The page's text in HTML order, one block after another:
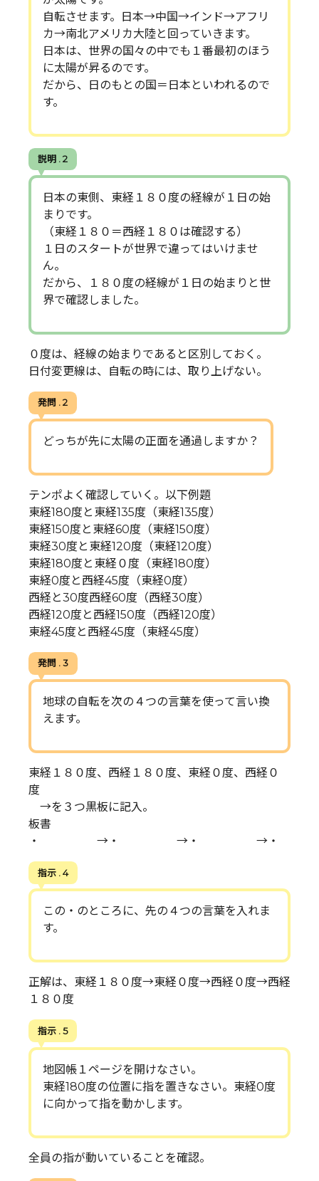
自転させます。日本→中国→インド→アフリ
カ→南北アメリカ大陸と回っていきます。
日本は、世界の国々の中でも１番最初のほう
に太陽が昇るのです。
だから、日のもとの国＝日本といわれるので
す。
説明 . 2
日本の東側、東経１８０度の経線が１日の始
まりです。
（東経１８０＝西経１８０は確認する）
１日のスタートが世界で違ってはいけませ
ん。
だから、１８０度の経線が１日の始まりと世
界で確認しました。
０度は、経線の始まりであると区別しておく。
日付変更線は、自転の時には、取り上げない。
発問 . 2
どっちが先に太陽の正面を通過しますか？
テンポよく確認していく。以下例題
東経180度と東経135度（東経135度）
東経150度と東経60度（東経150度）
東経30度と東経120度（東経120度）
東経180度と東経０度（東経180度）
東経0度と西経45度（東経0度）
西経と30度西経60度（西経30度）
西経120度と西経150度（西経120度）
東経45度と西経45度（東経45度）
発問 . 3
地球の自転を次の４つの言葉を使って言い換
えます。
東経１８０度、西経１８０度、東経０度、西経０
度
→を３つ黒板に記入。
板書
・ →・ →・ →・
指示 . 4
この・のところに、先の４つの言葉を入れま
す。
正解は、東経１８０度→東経０度→西経０度→西経
１８０度
指示 . 5
地図帳１ページを開けなさい。
東経180度の位置に指を置きなさい。東経0度
に向かって指を動かします。
全員の指が動いていることを確認。